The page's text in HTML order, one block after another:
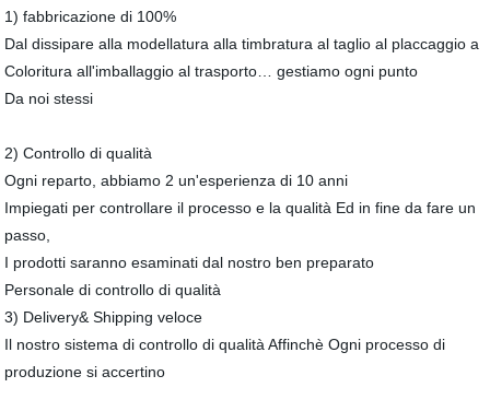
1) fabbricazione di 100%
Dal dissipare alla modellatura alla timbratura al taglio al placcaggio a
Coloritura all'imballaggio al trasporto… gestiamo ogni punto
Da noi stessi
2) Controllo di qualità
Ogni reparto, abbiamo 2 un'esperienza di 10 anni
Impiegati per controllare il processo e la qualità Ed in fine da fare un
passo,
I prodotti saranno esaminati dal nostro ben preparato
Personale di controllo di qualità
3) Delivery& Shipping veloce
Il nostro sistema di controllo di qualità Affinchè Ogni processo di
produzione si accertino